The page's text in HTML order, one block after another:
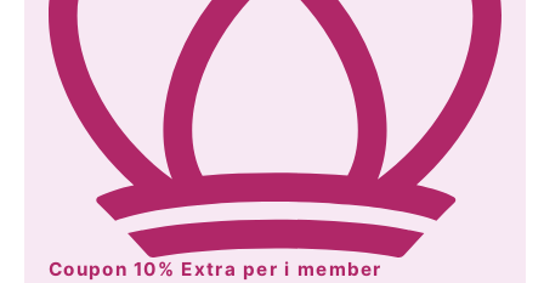
Coupon 10% Extra per i member